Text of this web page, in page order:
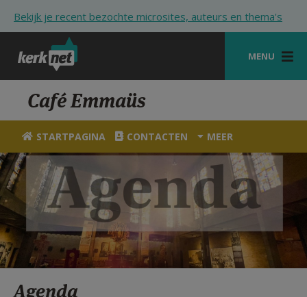
Bekijk je recent bezochte microsites, auteurs en thema's
MENU
STARTPAGINA
KERK
VIERINGEN
SHOP
ZOEKEN
HULP
STARTPAGINA PORTAAL
MIJN PAROCHIE
Café Emmaüs
STARTPAGINA CONTACTEN MEER
Agenda